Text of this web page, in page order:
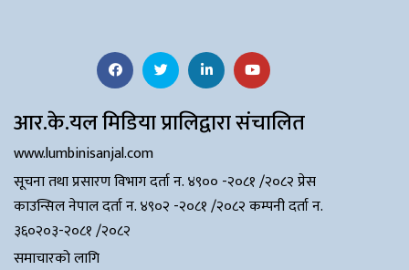
आर.के.यल मिडिया प्रालिद्वारा संचालित
www.lumbinisanjal.com
सूचना तथा प्रसारण विभाग दर्ता न. ४९०० -२०८१ /२०८२ प्रेस
काउन्सिल नेपाल दर्ता न. ४९०२ -२०८१ /२०८२ कम्पनी दर्ता न.
३६०२०३-२०८१ /२०८२
समाचारको लागि